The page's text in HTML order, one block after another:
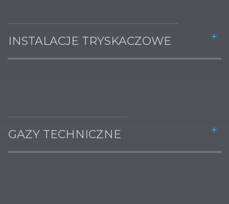
INSTALACJE TRYSKACZOWE
GAZY TECHNICZNE